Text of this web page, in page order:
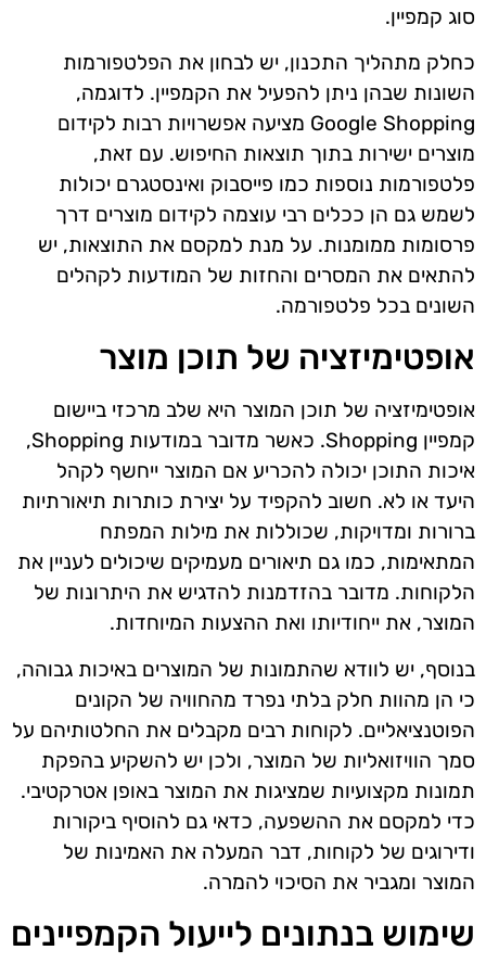
סוג קמפיין.
כחלק מתהליך התכנון, יש לבחון את הפלטפורמות
השונות שבהן ניתן להפעיל את הקמפיין. לדוגמה,
Google Shopping מציעה אפשרויות רבות לקידום
מוצרים ישירות בתוך תוצאות החיפוש. עם זאת,
פלטפורמות נוספות כמו פייסבוק ואינסטגרם יכולות
לשמש גם הן ככלים רבי עוצמה לקידום מוצרים דרך
פרסומות ממומנות. על מנת למקסם את התוצאות, יש
להתאים את המסרים והחזות של המודעות לקהלים
השונים בכל פלטפורמה.
אופטימיזציה של תוכן מוצר
אופטימיזציה של תוכן המוצר היא שלב מרכזי ביישום
קמפיין Shopping. כאשר מדובר במודעות Shopping,
איכות התוכן יכולה להכריע אם המוצר ייחשף לקהל
היעד או לא. חשוב להקפיד על יצירת כותרות תיאורתיות
ברורות ומדויקות, שכוללות את מילות המפתח
המתאימות, כמו גם תיאורים מעמיקים שיכולים לעניין את
הלקוחות. מדובר בהזדמנות להדגיש את היתרונות של
המוצר, את ייחודיותו ואת ההצעות המיוחדות.
בנוסף, יש לוודא שהתמונות של המוצרים באיכות גבוהה,
כי הן מהוות חלק בלתי נפרד מהחוויה של הקונים
הפוטנציאליים. לקוחות רבים מקבלים את החלטותיהם על
סמך הוויזואליות של המוצר, ולכן יש להשקיע בהפקת
תמונות מקצועיות שמציגות את המוצר באופן אטרקטיבי.
כדי למקסם את ההשפעה, כדאי גם להוסיף ביקורות
ודירוגים של לקוחות, דבר המעלה את האמינות של
המוצר ומגביר את הסיכוי להמרה.
שימוש בנתונים לייעול הקמפיינים